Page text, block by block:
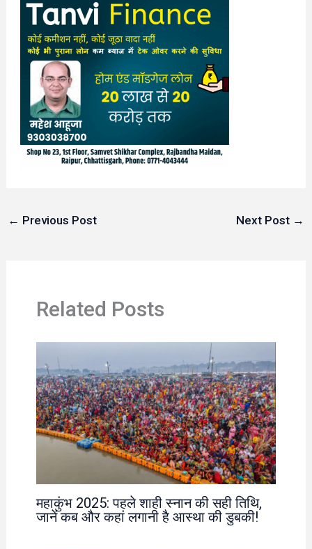
← Previous Post Next Post →
Related Posts
महाकुंभ 2025: पहले शाही स्नान की सही तिथि,
जानें कब और कहां लगानी है आस्था की डुबकी!